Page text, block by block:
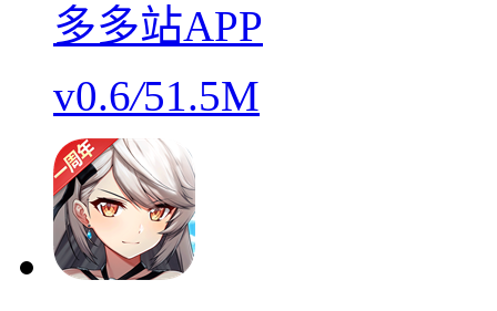
多多站APP
v0.6/51.5M